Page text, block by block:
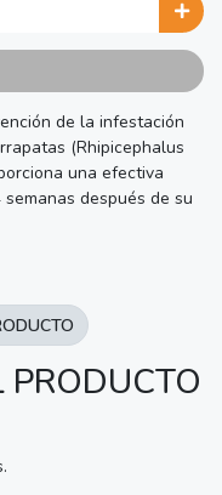
de la infestación
(Rhipicephalus
una efectiva
después de su